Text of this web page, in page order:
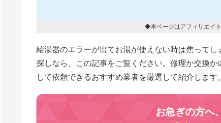
◆本ページはアフィリエイ
給湯器のエラーが出てお湯が使えない時は焦って
探しなら、この記事をご覧ください。修理か交換
して依頼できるおすすめ業者を厳選して紹介します。
お急ぎの方へ